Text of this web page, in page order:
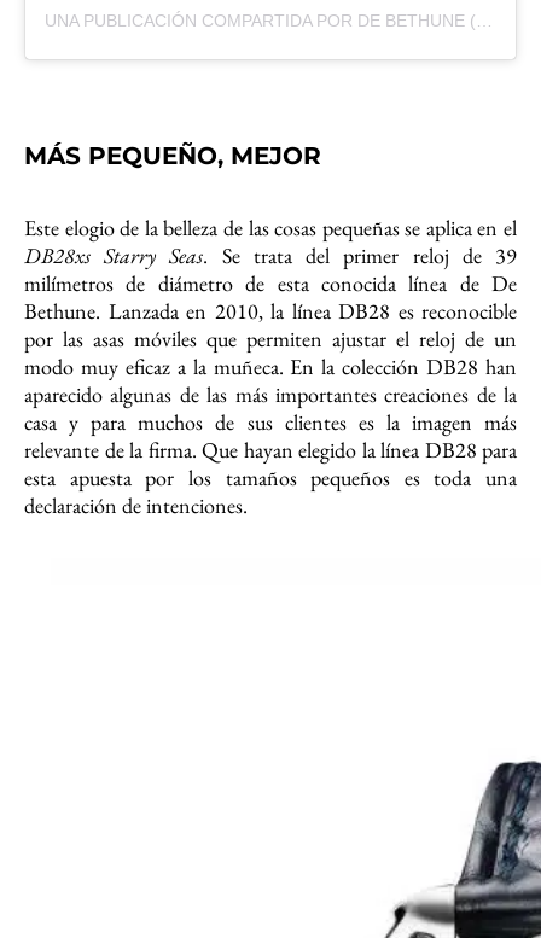
MÁS PEQUEÑO, MEJOR
Este elogio de la belleza de las cosas pequeñas se aplica en el
DB28xs Starry Seas. Se trata del primer reloj de 39
milímetros de diámetro de esta conocida línea de De
Bethune. Lanzada en 2010, la línea DB28 es reconocible
por las asas móviles que permiten ajustar el reloj de un
modo muy eficaz a la muñeca. En la colección DB28 han
aparecido algunas de las más importantes creaciones de la
casa y para muchos de sus clientes es la imagen más
relevante de la firma. Que hayan elegido la línea DB28 para
esta apuesta por los tamaños pequeños es toda una
declaración de intenciones.